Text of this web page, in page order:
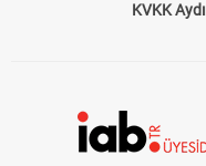
KVKK